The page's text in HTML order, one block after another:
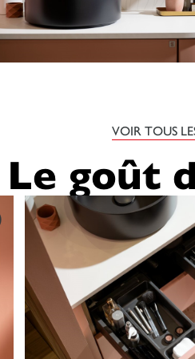
VOIR TOUS
Le goût